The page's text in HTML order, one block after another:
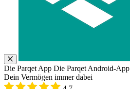
Die Parqet App Die Parqet Android-App
Dein Vermögen immer dabei